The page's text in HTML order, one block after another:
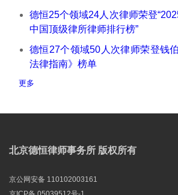
德恒25个领域24人次律师荣登
中国顶级律所律师排行榜”
德恒27个领域50人次律师荣登钱
法律指南》榜单
更多
北京德恒律师事务所 版权所有
京公网安备 110102003161